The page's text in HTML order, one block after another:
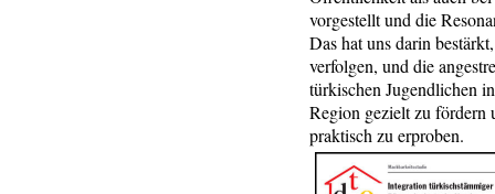
vorgestellt und die
Das hat uns darin
verfolgen, und die
türkischen Jugendlichen
Region gezielt zu fördern
praktisch zu erproben.